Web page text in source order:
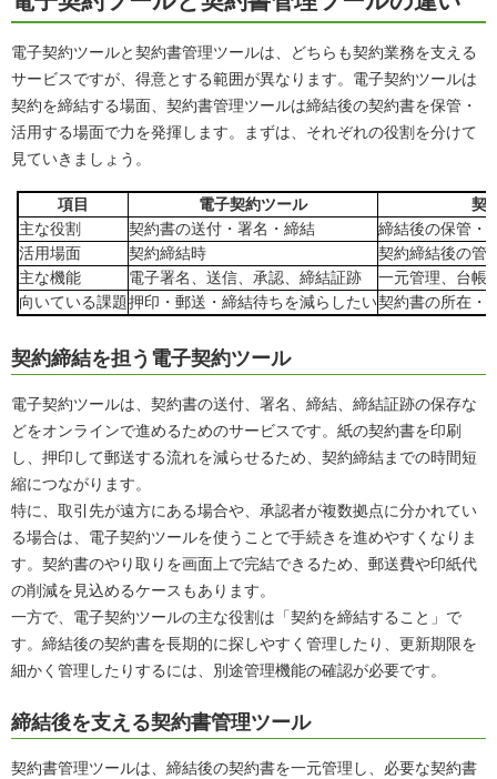
電子契約ツールと契約書管理ツールは、どちらも契約業務を支える
サービスですが、得意とする範囲が異なります。電子契約ツールは
契約を締結する場面、契約書管理ツールは締結後の契約書を保管・
活用する場面で力を発揮します。まずは、それぞれの役割を分けて
見ていきましょう。
項目 電子契約ツール
契
主な役割
契約書の送付・署名・締結
締結後の保管・
活用場面
契約締結時
契約締結後の管
主な機能
電子署名、送信、承認、締結証跡
一元管理、台帳
向いている課題押印・郵送・締結待ちを減らしたい契約書の所在・
契約締結を担う電子契約ツール
電子契約ツールは、契約書の送付、署名、締結、締結証跡の保存な
どをオンラインで進めるためのサービスです。紙の契約書を印刷
し、押印して郵送する流れを減らせるため、契約締結までの時間短
縮につながります。
特に、取引先が遠方にある場合や、承認者が複数拠点に分かれてい
る場合は、電子契約ツールを使うことで手続きを進めやすくなりま
す。契約書のやり取りを画面上で完結できるため、郵送費や印紙代
の削減を見込めるケースもあります。
一方で、電子契約ツールの主な役割は「契約を締結すること」で
す。締結後の契約書を長期的に探しやすく管理したり、更新期限を
細かく管理したりするには、別途管理機能の確認が必要です。
締結後を支える契約書管理ツール
契約書管理ツールは、締結後の契約書を一元管理し、必要な契約書